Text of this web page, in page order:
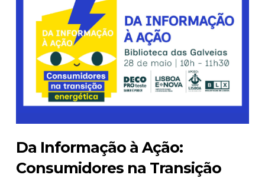
Da Informação à Ação:
Consumidores na Transição